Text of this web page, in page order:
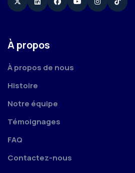
TwitterLinkedinFacebookYouTubeInstagram
TikTok
À propos
À propos de nous
Histoire
Notre équipe
Témoignages
FAQ
Contactez-nous